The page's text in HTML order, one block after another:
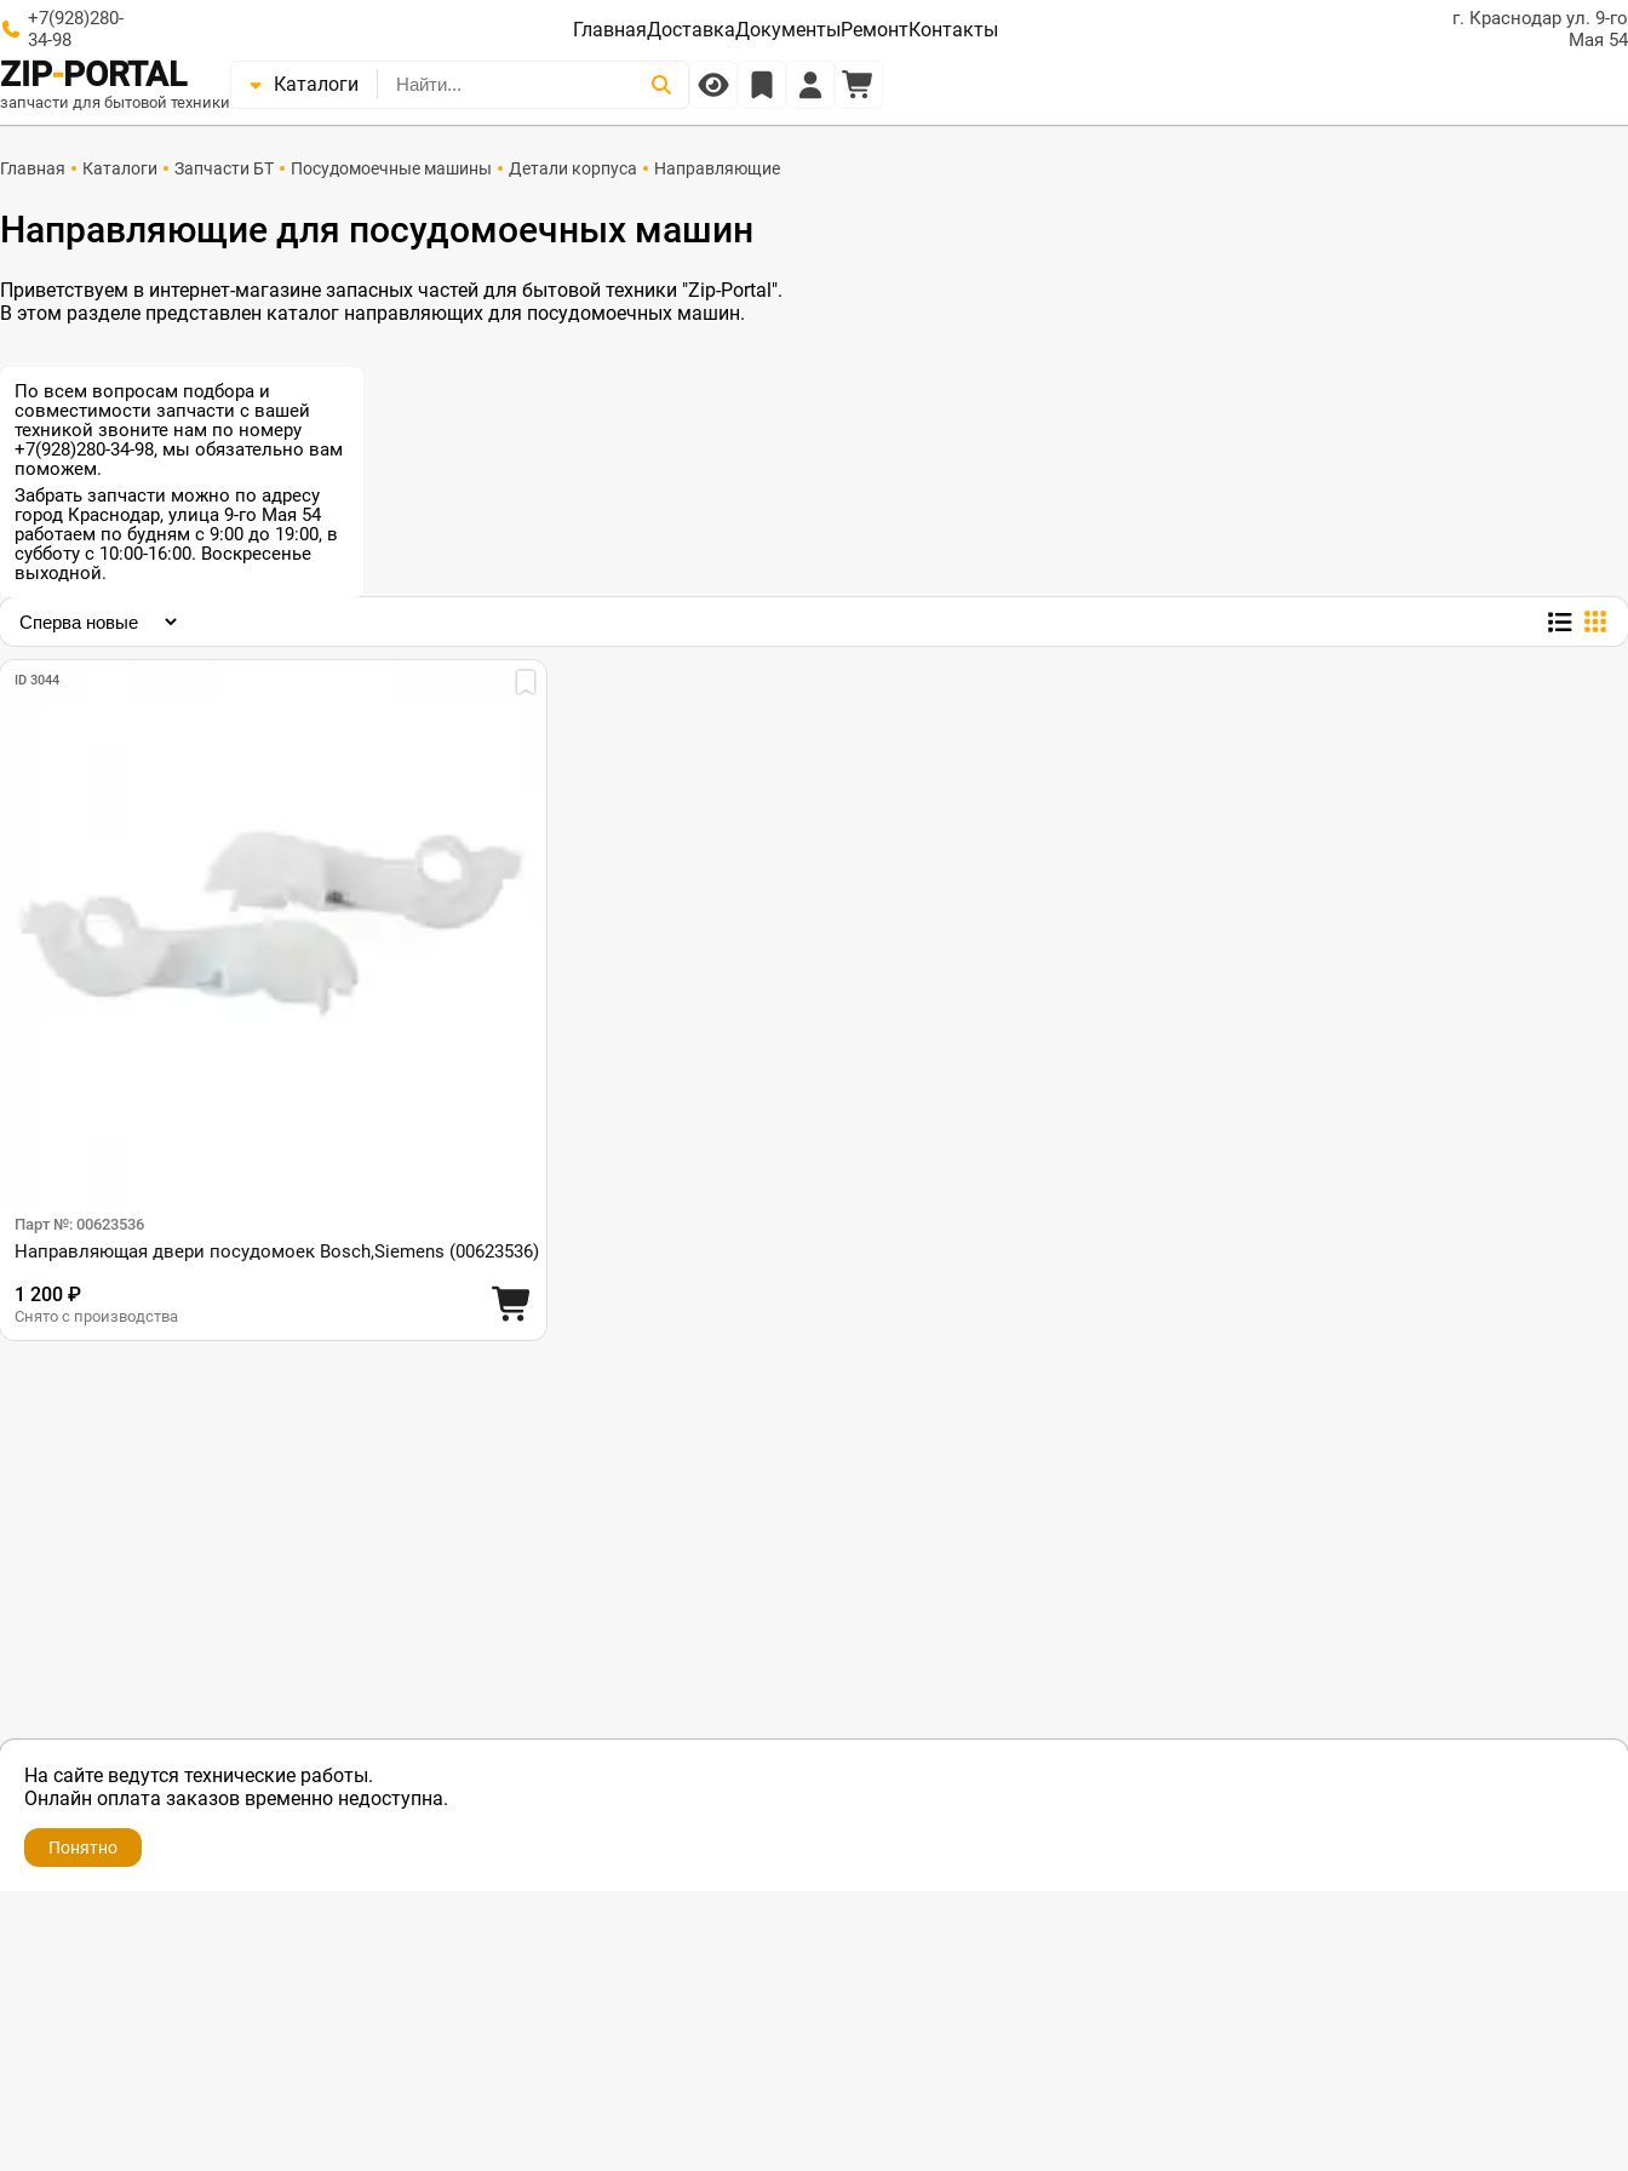
+7(928)280-
34-98
ГлавнаяДоставкаДокументыРемонтКонтакты
г. Краснодар ул. 9-го
Мая 54
ZIP-PORTAL
запчасти для бытовой техники
Каталоги
Главная Каталоги Запчасти БТ Посудомоечные машины Детали корпуса Направляющие
Направляющие для посудомоечных машин
Приветствуем в интернет-магазине запасных частей для бытовой техники "Zip-Portal".
В этом разделе представлен каталог направляющих для посудомоечных машин.
По всем вопросам подбора и
совместимости запчасти с вашей
техникой звоните нам по номеру
+7(928)280-34-98, мы обязательно вам
поможем.
Забрать запчасти можно по адресу
город Краснодар, улица 9-го Мая 54
работаем по будням с 9:00 до 19:00, в
субботу с 10:00-16:00. Воскресенье
выходной.
ID 3044
Парт №: 00623536
Направляющая двери посудомоек Bosch,Siemens (00623536)
1 200 ₽
Снято с производства
ZIP-PORTAL
Запчасти для бытовой техники
+7 928 280-34-98
На сайте ведутся технические работы.
Онлайн оплата заказов временно недоступна.
Понятно